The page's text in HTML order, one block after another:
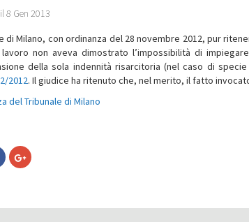
8 Gen 2013
di Milano, con ordinanza del 28 novembre 2012, pur
non aveva dimostrato l’impossibilità di
della sola indennità risarcitoria (nel caso di
2012. Il giudice ha ritenuto che, nel merito, il fatto
del Tribunale di Milano
Fai
clic
Fai
clic